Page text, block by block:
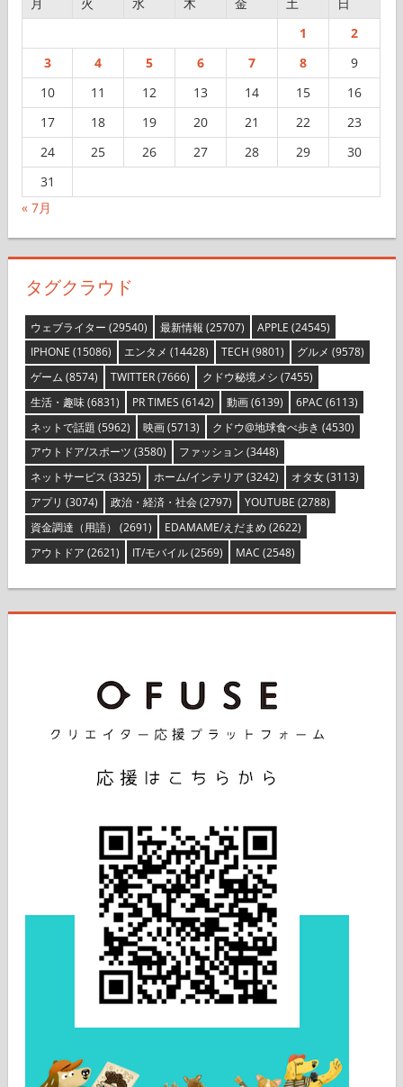
1
2
3
4 5 6 7 8
9
10
11 12 13 14 15
16
17
18 19 20 21 22
23
24
25 26 27 28 29
30
31
« 7月
タグクラウド
ウェブライター (29540) 最新情報 (25707) APPLE (24545)
IPHONE (15086) エンタメ (14428) TECH (9801) グルメ (9578)
ゲーム (8574) TWITTER(7666) クドウ秘境メシ (7455)
生活・趣味(6831) PR TIMES (6142) 動画(6139) 6PAC (6113)
ネットで話題 (5962) 映画(5713) クドウ@地球食べ歩き (4530)
アウトドア/スポーツ (3580) ファッション (3448)
ネットサービス (3325) ホーム/インテリア (3242) オタ女(3113)
アプリ (3074) 政治・経済・社会(2797) YOUTUBE (2788)
資金調達（用語） (2691) EDAMAME/えだまめ (2622)
アウトドア (2621) IT/モバイル(2569) MAC (2548)